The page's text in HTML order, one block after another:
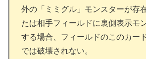
外の「ミミグル」モンスターが存
たは相手フィールドに裏側表示モ
する場合、フィールドのこのカー
では破壊されない。